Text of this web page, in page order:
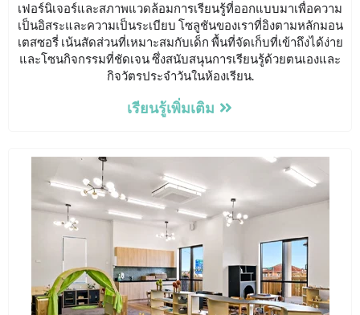
เฟอร์นิเจอร์และสภาพแวดล้อมการเรียนรู้ที่ออกแบบมาเพื่อความ
เป็นอิสระและความเป็นระเบียบ โซลูชันของเราที่อิงตามหลักมอน
เตสซอรี่ เน้นสัดส่วนที่เหมาะสมกับเด็ก พื้นที่จัดเก็บที่เข้าถึงได้ง่าย
และโซนกิจกรรมที่ชัดเจน ซึ่งสนับสนุนการเรียนรู้ด้วยตนเองและ
กิจวัตรประจำวันในห้องเรียน.
เรียนรู้เพิ่มเติม